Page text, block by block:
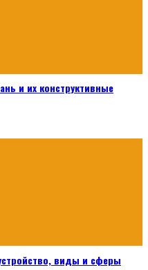
и их конструктивные
виды и сферы